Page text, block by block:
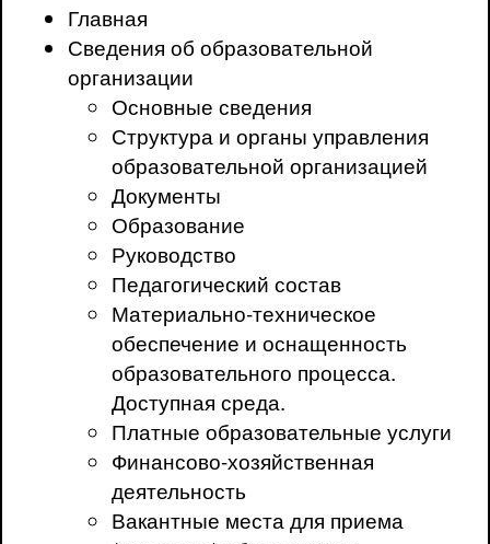
Главная
Сведения об образовательной
организации
Основные сведения
Структура и органы управления
образовательной организацией
Документы
Образование
Руководство
Педагогический состав
Материально-техническое
обеспечение и оснащенность
образовательного процесса.
Доступная среда.
Платные образовательные услуги
Финансово-хозяйственная
деятельность
Вакантные места для приема